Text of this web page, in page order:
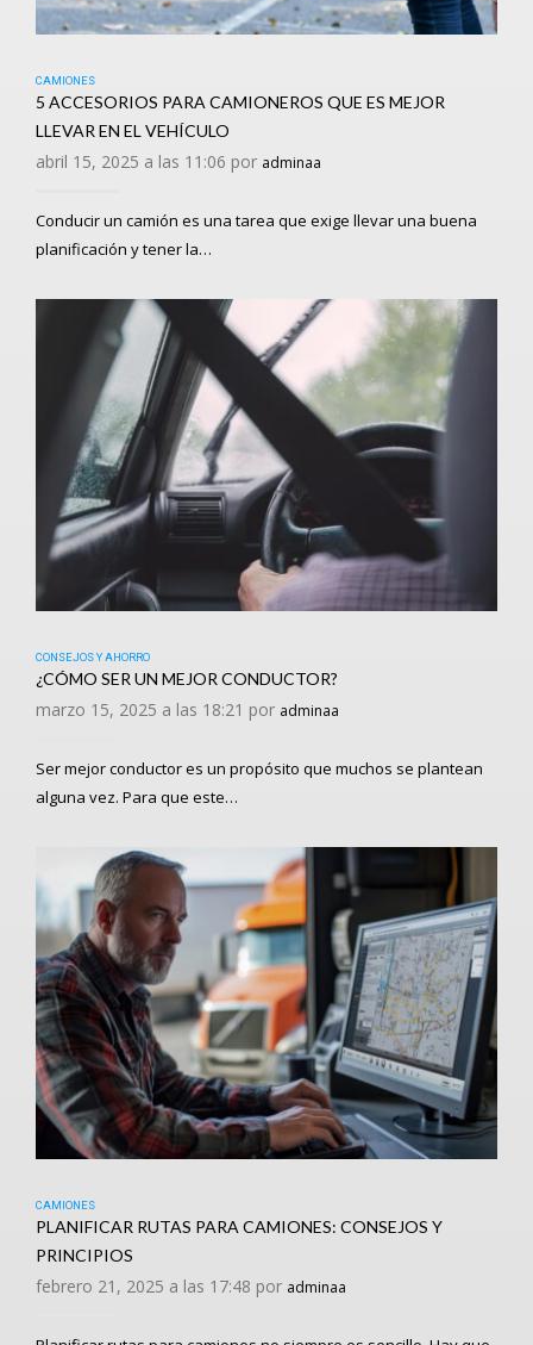
CAMIONES
5 ACCESORIOS PARA CAMIONEROS QUE ES MEJOR
LLEVAR EN EL VEHÍCULO
abril 15, 2025 a las 11:06 por adminaa
Conducir un camión es una tarea que exige llevar una buena
planificación y tener la…
CONSEJOS Y AHORRO
¿CÓMO SER UN MEJOR CONDUCTOR?
marzo 15, 2025 a las 18:21 por adminaa
Ser mejor conductor es un propósito que muchos se plantean
alguna vez. Para que este…
CAMIONES
PLANIFICAR RUTAS PARA CAMIONES: CONSEJOS Y
PRINCIPIOS
febrero 21, 2025 a las 17:48 por adminaa